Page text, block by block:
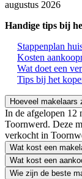
augustus 2026
Handige tips bij
Stappenplan
Kosten
Wat doet een
Tips bij het
Hoeveel makelaars
In de afgelopen 12
Toornwerd. Deze
verkocht in
Wat kost een
Wat kost een
Wie zijn de beste